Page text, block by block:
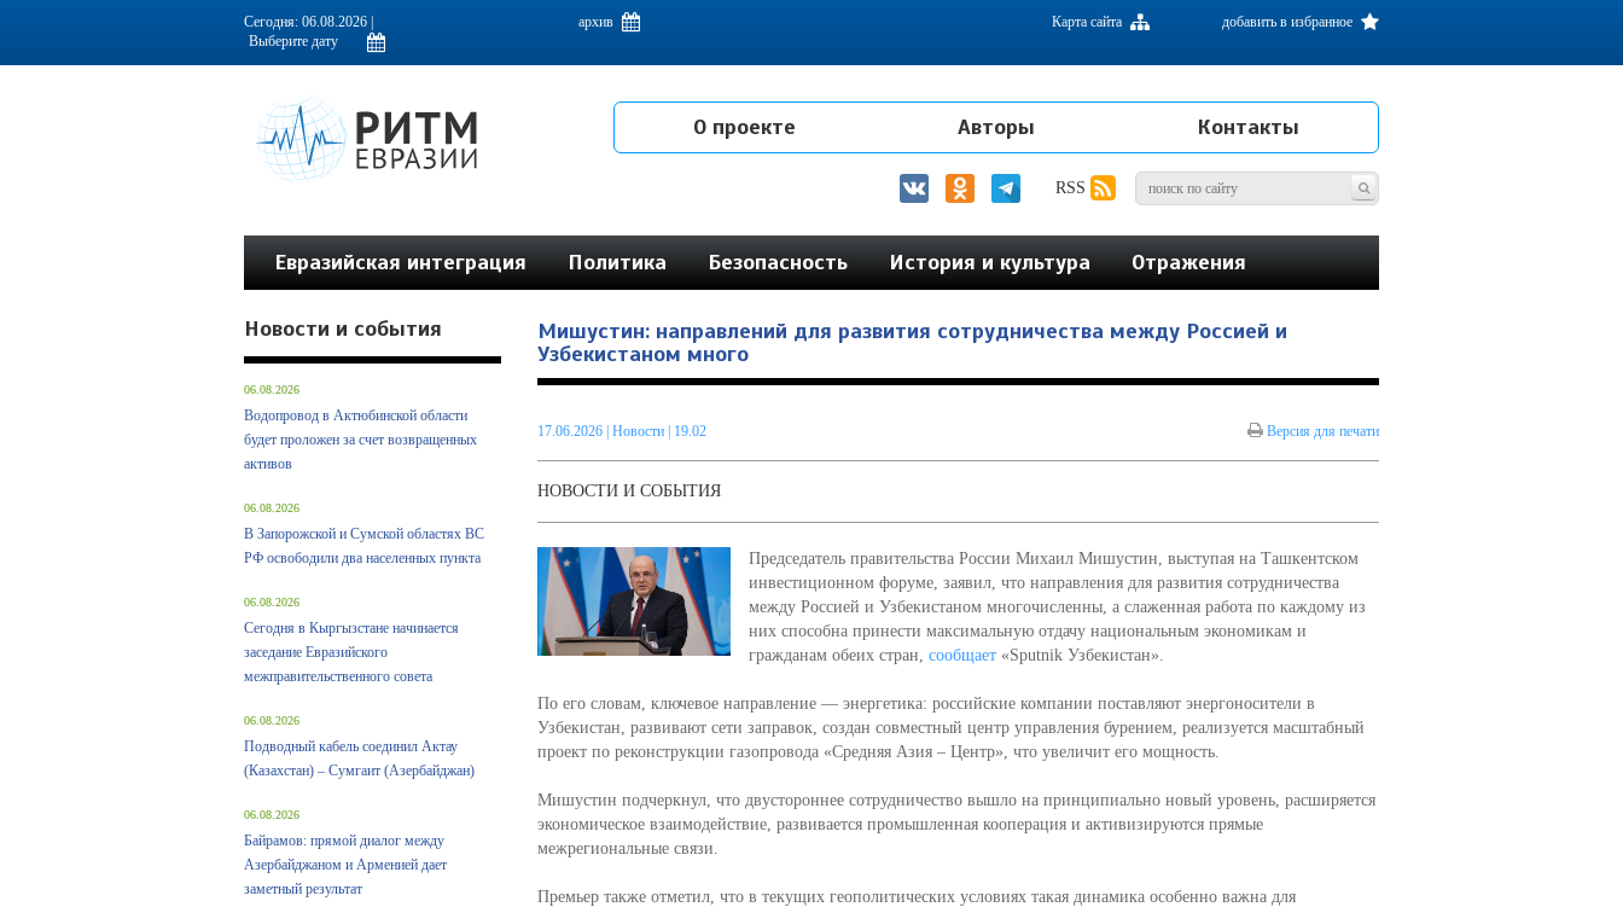
Информационно-аналитическое издание, посвященное актуальным проблемам интеграции на постсоветском пространстве
Сегодня: 06.08.2026 | архив добавить в избранное
Карта сайта
О проекте Авторы Контакты
RSS
Евразийская интеграция Политика Безопасность История и культура Отражения
Мишустин: направлений для развития сотрудничества между Россией и
Узбекистаном много
17.06.2026| Новости | 19.02 Версия для печати
НОВОСТИ И СОБЫТИЯ
Председатель правительства России Михаил Мишустин, выступая на Ташкентском
инвестиционном форуме, заявил, что направления для развития сотрудничества
между Россией и Узбекистаном многочисленны, а слаженная работа по каждому из
них способна принести максимальную отдачу национальным экономикам и
гражданам обеих стран, сообщает«Sputnik Узбекистан».
По его словам, ключевое направление — энергетика: российские компании поставляют энергоносители в
Узбекистан, развивают сети заправок, создан совместный центр управления бурением, реализуется масштабный
проект по реконструкции газопровода «Средняя Азия – Центр», что увеличит его мощность.
Мишустин подчеркнул, что двустороннее сотрудничество вышло на принципиально новый уровень, расширяется
экономическое взаимодействие, развивается промышленная кооперация и активизируются прямые
межрегиональные связи.
Премьер также отметил, что в текущих геополитических условиях такая динамика особенно важна для
Новости и события
06.08.2026
Водопровод в Актюбинской области
будет проложен за счет возвращенных
активов
06.08.2026
В Запорожской и Сумской областях ВС
РФ освободили два населенных пункта
06.08.2026
Сегодня в Кыргызстане начинается
заседание Евразийского
межправительственного совета
06.08.2026
Подводный кабель соединил Актау
(Казахстан) – Сумгаит (Азербайджан)
06.08.2026
Байрамов: прямой диалог между
Азербайджаном и Арменией дает
заметный результат